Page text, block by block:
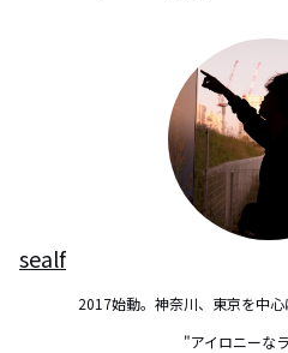
sealf
2017始動。神奈川、東京を中心
"アイロニーな